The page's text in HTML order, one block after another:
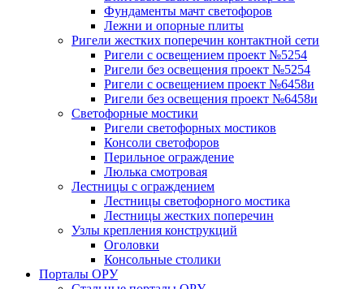
Фундаменты мачт светофоров
Лежни и опорные плиты
Ригели жестких поперечин контактной сети
Ригели с освещением проект №5254
Ригели без освещения проект №5254
Ригели с освещением проект №6458и
Ригели без освещения проект №6458и
Светофорные мостики
Ригели светофорных мостиков
Консоли светофоров
Перильное ограждение
Люлька смотровая
Лестницы с ограждением
Лестницы светофорного мостика
Лестницы жестких поперечин
Узлы крепления конструкций
Оголовки
Консольные столики
Порталы ОРУ